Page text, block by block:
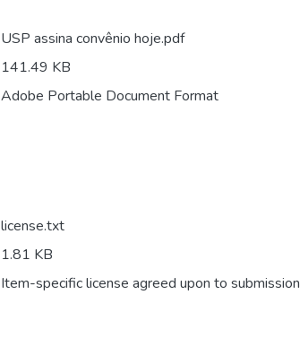
USP assina convênio hoje.pdf
141.49 KB
Adobe Portable Document Format
license.txt
1.81 KB
Item-specific license agreed upon to submission